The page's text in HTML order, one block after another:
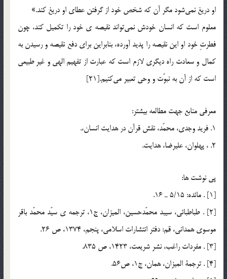
او دريغ نمي‌شود مگر آن كه شخص خود از گرفتن عطاي او دريغ كند.»
معلوم است كه انسان خودش نمي‌تواند نقيصه ي خود را تكميل كند، چون
فطرتِ خود او اين نقيصه را پديد آورده، بنابراين براي دفع نقيصه و رسيدن به
كمال و سعادت راه ديگري لازم است كه عبارت از تفهيم الهي و غير طبيعي
است كه از آن به نبوّت و وحي تعبير مي‌كنيم.[21]
معرفي منابع جهت مطالعه بيشتر:
1. فريد وجدي، محمّد، نقش قرآن در هدايت انسان،.
2. ، پهلوان، عليرضا، هدايت.
پي نوشت ها:
[1] . مائده: 5/15 ـ 16.
[2] . طباطبائي، سيبد محمّدحسين، الميزان، ج1، ترجمه ي سيّد محمّد باقر
موسوي همداني، قم: دفتر انتشارات اسلامي، پنجم، 1374، ص 26.
[3] . مفردات راغب، نشر شريعت، 1423، ص 835.
[4] . ترجمة الميزان، همان، ج1، ص56.